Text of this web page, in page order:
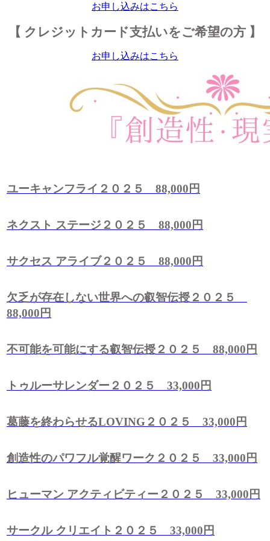
お申し込みはこちら
【 クレジットカード支払いをご希望の方 】
お申し込みはこちら
ユーキャンフライ２０２５ 88,000円
ネクスト ステージ２０２５ 88,000円
サクセス アライブ２０２５ 88,000円
欠乏が存在しない世界への叡智伝授２０２５
88,000円
不可能を可能にする叡智伝授２０２５ 88,000円
トゥルーサレンダー２０２５ 33,000円
葛藤を終わらせるLOVING２０２５ 33,000円
創造性のパワフル覚醒ワーク２０２５ 33,000円
ヒューマン アクティビティー２０２５ 33,000円
サークル クリエイト２０２５ 33,000円